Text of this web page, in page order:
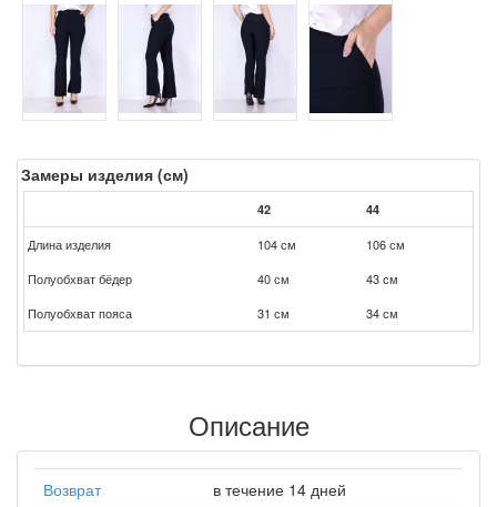
Замеры изделия (см)
42 44
Длина изделия 104 см
106 см
Полуобхват бёдер
40 см
43 см
Полуобхват пояса
31 см 34 см
Описание
Возврат
в течение 14 дней